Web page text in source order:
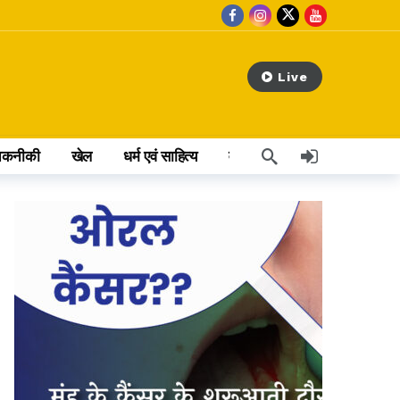
Live
खेल धर्म एवं साहित्य वेब स्टोरी अन्य खबर